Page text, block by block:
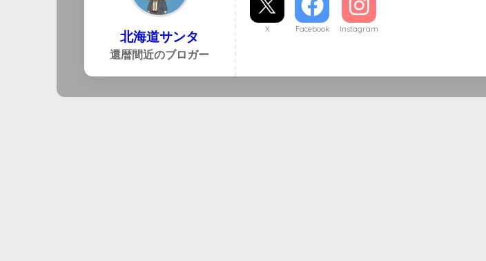
北海道サンタ
還暦間近のブロガー
X Facebook Instagram